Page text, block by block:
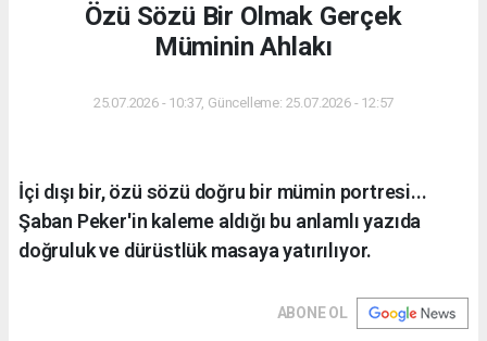
Özü Sözü Bir Olmak Gerçek
Müminin Ahlakı
25.07.2026 - 10:37, Güncelleme: 25.07.2026 - 12:57
İçi dışı bir, özü sözü doğru bir mümin portresi...
Şaban Peker'in kaleme aldığı bu anlamlı yazıda
doğruluk ve dürüstlük masaya yatırılıyor.
ABONE OL